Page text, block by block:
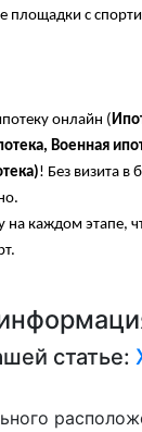
площадки с
онлайн (
Военная
! Без визита в
каждом этапе,
статье: